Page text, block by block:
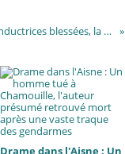
Collision sur la rampe d’Ardon à Laon : deux conductrices blessées, la circulation interrompue
Drame dans l'Aisne : Un